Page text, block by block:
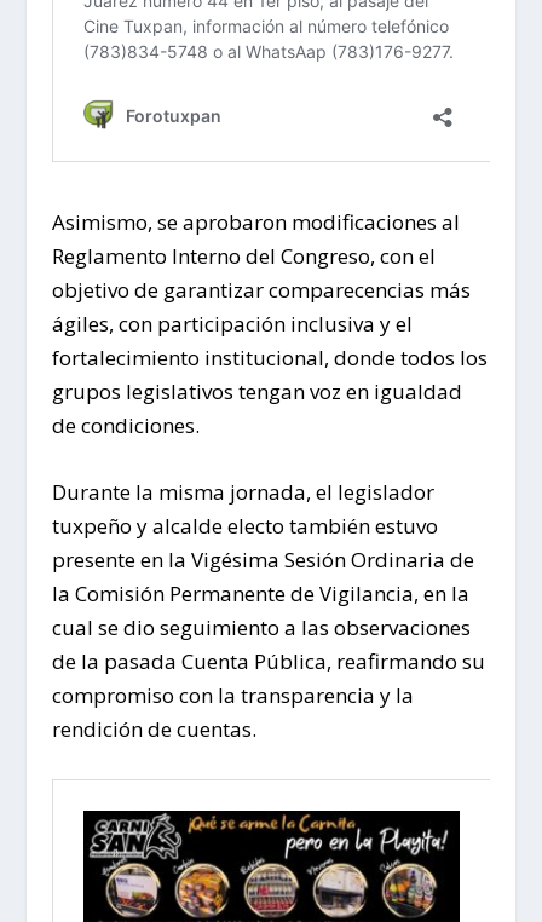
Asimismo, se aprobaron modificaciones al
Reglamento Interno del Congreso, con el
objetivo de garantizar comparecencias más
ágiles, con participación inclusiva y el
fortalecimiento institucional, donde todos los
grupos legislativos tengan voz en igualdad
de condiciones.
Durante la misma jornada, el legislador
tuxpeño y alcalde electo también estuvo
presente en la Vigésima Sesión Ordinaria de
la Comisión Permanente de Vigilancia, en la
cual se dio seguimiento a las observaciones
de la pasada Cuenta Pública, reafirmando su
compromiso con la transparencia y la
rendición de cuentas.